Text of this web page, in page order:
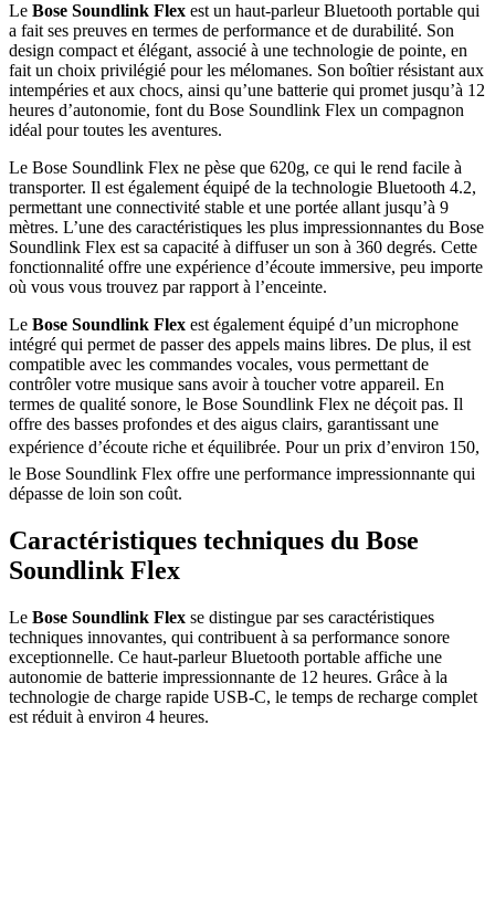
Le Bose Soundlink Flex est un haut-parleur Bluetooth portable qui
a fait ses preuves en termes de performance et de durabilité. Son
design compact et élégant, associé à une technologie de pointe, en
fait un choix privilégié pour les mélomanes. Son boîtier résistant aux
intempéries et aux chocs, ainsi qu’une batterie qui promet jusqu’à 12
heures d’autonomie, font du Bose Soundlink Flex un compagnon
idéal pour toutes les aventures.
Le Bose Soundlink Flex ne pèse que 620g, ce qui le rend facile à
transporter. Il est également équipé de la technologie Bluetooth 4.2,
permettant une connectivité stable et une portée allant jusqu’à 9
mètres. L’une des caractéristiques les plus impressionnantes du Bose
Soundlink Flex est sa capacité à diffuser un son à 360 degrés. Cette
fonctionnalité offre une expérience d’écoute immersive, peu importe
où vous vous trouvez par rapport à l’enceinte.
Le Bose Soundlink Flex est également équipé d’un microphone
intégré qui permet de passer des appels mains libres. De plus, il est
compatible avec les commandes vocales, vous permettant de
contrôler votre musique sans avoir à toucher votre appareil. En
termes de qualité sonore, le Bose Soundlink Flex ne déçoit pas. Il
offre des basses profondes et des aigus clairs, garantissant une
expérience d’écoute riche et équilibrée. Pour un prix d’environ 150,
le Bose Soundlink Flex offre une performance impressionnante qui
dépasse de loin son coût.
Caractéristiques techniques du Bose
Soundlink Flex
Le Bose Soundlink Flex se distingue par ses caractéristiques
techniques innovantes, qui contribuent à sa performance sonore
exceptionnelle. Ce haut-parleur Bluetooth portable affiche une
autonomie de batterie impressionnante de 12 heures. Grâce à la
technologie de charge rapide USB-C, le temps de recharge complet
est réduit à environ 4 heures.